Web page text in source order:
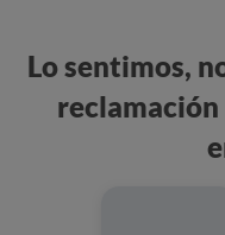
Lo sentimos,